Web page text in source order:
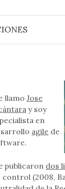
windows
llamoJose
y soy
en
agile de
publicaron dos
control (2008,